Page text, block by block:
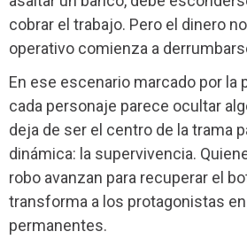
cobrar el trabajo. Pero el dinero
operativo comienza a
En ese escenario marcado por la
cada personaje parece ocultar
deja de ser el centro de la trama
dinámica: la supervivencia.
robo avanzan para recuperar el
transforma a los protagonistas
permanentes.